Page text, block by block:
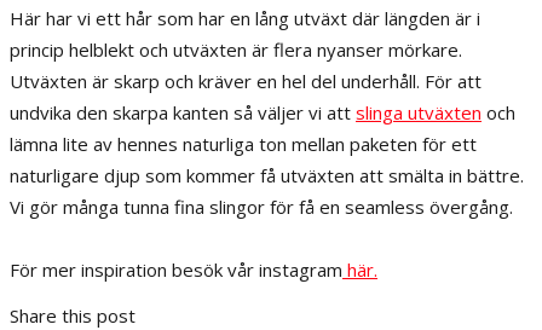
Här har vi ett hår som har en lång utväxt där längden är i
princip helblekt och utväxten är flera nyanser mörkare.
Utväxten är skarp och kräver en hel del underhåll. För att
undvika den skarpa kanten så väljer vi att slinga utväxten och
lämna lite av hennes naturliga ton mellan paketen för ett
naturligare djup som kommer få utväxten att smälta in bättre.
Vi gör många tunna fina slingor för få en seamless övergång.
För mer inspiration besök vår instagram här.
Share this post